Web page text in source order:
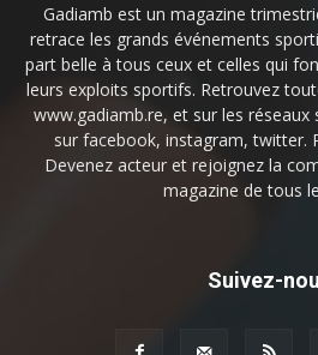
Gadiamb est un magazine
retrace les grands événements
part belle à tous ceux et celles qui
leurs exploits sportifs. Retrouvez
www.gadiamb.re, et sur les réseaux
sur facebook, instagram, twitter.
Devenez acteur et rejoignez la
magazine de tous
Suivez-